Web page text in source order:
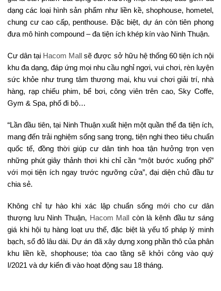
dạng các loại hình sản phẩm như liền kề, shophouse, hometel,
chung cư cao cấp, penthouse. Đặc biệt, dự án còn tiên phong
đưa mô hình compound – đa tiện ích khép kín vào Ninh Thuận.
Cư dân tại Hacom Mall sẽ được sở hữu hệ thống 60 tiện ích nội
khu đa dạng, đáp ứng mọi nhu cầu nghỉ ngơi, vui chơi, rèn luyện
sức khỏe như trung tâm thương mại, khu vui chơi giải trí, nhà
hàng, rạp chiếu phim, bể bơi, công viên trên cao, Sky Coffe,
Gym & Spa, phố đi bộ…
“Lần đầu tiên, tại Ninh Thuận xuất hiện một quần thể đa tiện ích,
mang đến trải nghiệm sống sang trọng, tiện nghi theo tiêu chuẩn
quốc tế, đồng thời giúp cư dân tinh hoa tận hưởng trọn vẹn
những phút giây thảnh thơi khi chỉ cần “một bước xuống phố”
với mọi tiện ích ngay trước ngưỡng cửa”, đại diện chủ đầu tư
chia sẻ.
Không chỉ tự hào khi xác lập chuẩn sống mới cho cư dân
thượng lưu Ninh Thuận, Hacom Mall còn là kênh đầu tư sáng
giá khi hội tụ hàng loạt ưu thế, đặc biệt là yếu tố pháp lý minh
bạch, sổ đỏ lâu dài. Dự án đã xây dựng xong phần thô của phân
khu liền kề, shophouse; tòa cao tầng sẽ khởi công vào quý
I/2021 và dự kiến đi vào hoạt động sau 18 tháng.